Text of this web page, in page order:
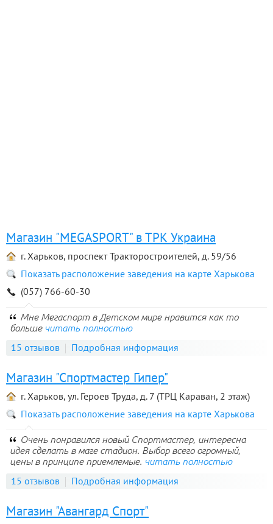
Магазин "MEGASPORT" в ТРК Украина
г. Харьков, проспект Тракторостроителей, д. 59/56
Показать расположение заведения на карте Харькова
(057) 766-60-30
Мне Мегаспорт в Детском мире нравится как то
больше читать полностью
15 отзывов Подробная информация
Магазин "Спортмастер Гипер"
г. Харьков, ул. Героев Труда, д. 7 (ТРЦ Караван, 2 этаж)
Показать расположение заведения на карте Харькова
Очень понравился новый Спортмастер, интересна
идея сделать в маге стадион. Выбор всего огромный,
цены в принципе приемлемые. читать полностью
15 отзывов Подробная информация
Магазин "Авангард Спорт"